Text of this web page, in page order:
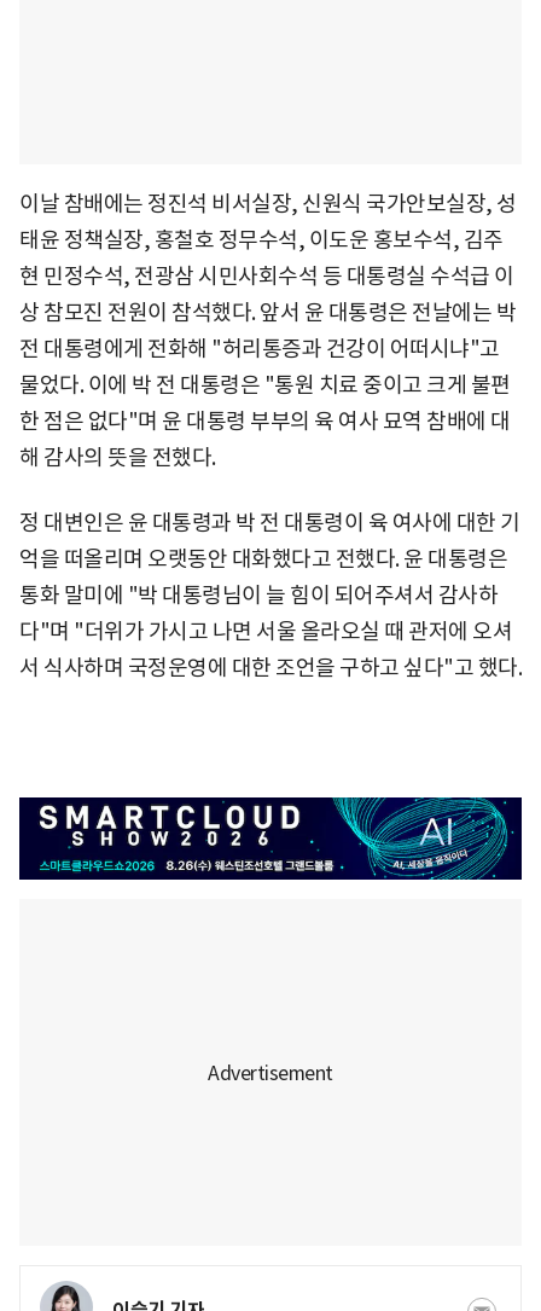
이날 참배에는 정진석 비서실장, 신원식 국가안보실장, 성
태윤 정책실장, 홍철호 정무수석, 이도운 홍보수석, 김주
현 민정수석, 전광삼 시민사회수석 등 대통령실 수석급 이
상 참모진 전원이 참석했다. 앞서 윤 대통령은 전날에는 박
전 대통령에게 전화해 "허리통증과 건강이 어떠시냐"고
물었다. 이에 박 전 대통령은 "통원 치료 중이고 크게 불편
한 점은 없다"며 윤 대통령 부부의 육 여사 묘역 참배에 대
해 감사의 뜻을 전했다.
정 대변인은 윤 대통령과 박 전 대통령이 육 여사에 대한 기
억을 떠올리며 오랫동안 대화했다고 전했다. 윤 대통령은
통화 말미에 "박 대통령님이 늘 힘이 되어주셔서 감사하
다"며 "더위가 가시고 나면 서울 올라오실 때 관저에 오셔
서 식사하며 국정운영에 대한 조언을 구하고 싶다"고 했다.